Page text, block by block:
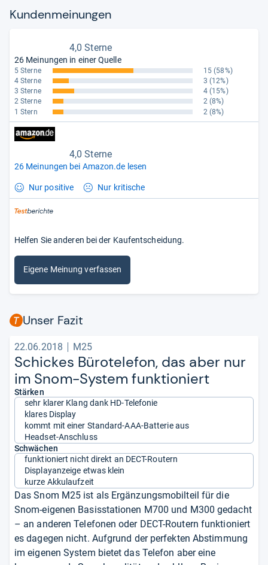
Kun­den­mei­nun­gen
4,0 Sterne
26 Meinungen in einer Quelle
5 Sterne 15 (58%)
4 Sterne
3 (12%)
3 Sterne
4 (15%)
2 Sterne
2 (8%)
1 Stern
2 (8%)
4,0 Sterne
26 Meinungen bei Amazon.de lesen
Nur positive Nur kritische
Helfen Sie anderen bei der Kaufentscheidung.
Eigene Meinung verfassen
Unser Fazit
22.06.2018 M25
Schickes Büro­te­le­fon, das aber nur
im Snom-​Sys­tem funk­tio­niert
Stärken
sehr klarer Klang dank HD-Telefonie
klares Display
kommt mit einer Standard-AAA-Batterie aus
Headset-Anschluss
Schwächen
funktioniert nicht direkt an DECT-Routern
Displayanzeige etwas klein
kurze Akkulaufzeit
Das Snom M25 ist als Ergänzungsmobilteil für die
Snom-eigenen Basisstationen M700 und M300 gedacht
– an anderen Telefonen oder DECT-Routern funktioniert
es dagegen nicht. Aufgrund der perfekten Abstimmung
im eigenen System bietet das Telefon aber eine